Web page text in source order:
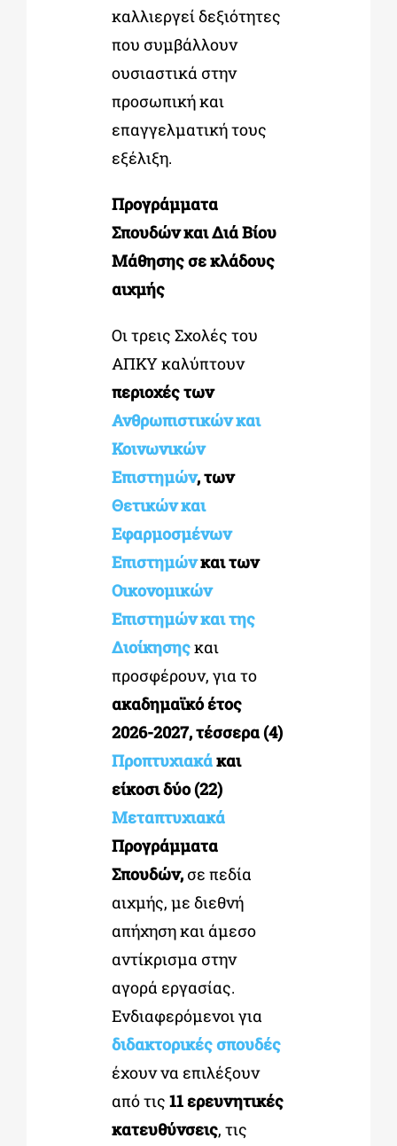
καλλιεργεί δεξιότητες
που συμβάλλουν
ουσιαστικά στην
προσωπική και
επαγγελματική τους
εξέλιξη.
Προγράμματα
Σπουδών και Διά Βίου
Μάθησης σε κλάδους
αιχμής
Οι τρεις Σχολές του
ΑΠΚΥ καλύπτουν
περιοχές των
Ανθρωπιστικών και
Κοινωνικών
Επιστημών, των
Θετικών και
Εφαρμοσμένων
Επιστημώνκαι των
Οικονομικών
Επιστημών και της
Διοίκησηςκαι
προσφέρουν, για το
ακαδημαϊκό έτος
2026-2027,τέσσερα(4)
Προπτυχιακάκαι
είκοσι δύο (22)
Μεταπτυχιακά
Προγράμματα
Σπουδών, σε πεδία
αιχμής, με διεθνή
απήχηση και άμεσο
αντίκρισμα στην
αγορά εργασίας.
Ενδιαφερόμενοι για
διδακτορικές σπουδές
έχουν να επιλέξουν
από τις 11 ερευνητικές
κατευθύνσεις, τις